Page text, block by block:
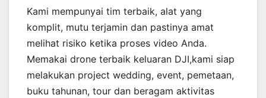
Kami mempunyai tim terbaik, alat yang
komplit, mutu terjamin dan pastinya amat
melihat risiko ketika proses video Anda.
Memakai drone terbaik keluaran DJI,kami siap
melakukan project wedding, event, pemetaan,
buku tahunan, tour dan beragam aktivitas